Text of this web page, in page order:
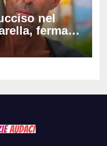
nel
fermati
la svolta
e